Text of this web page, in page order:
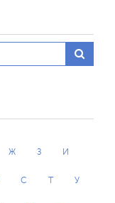
Ж З И
С Т У